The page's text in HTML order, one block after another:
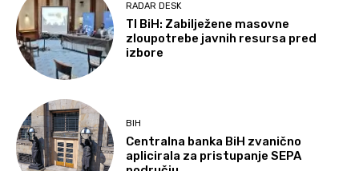
RADAR DESK
TI BiH: Zabilježene masovne
zloupotrebe javnih resursa pred
izbore
BIH
Centralna banka BiH zvanično
aplicirala za pristupanje SEPA